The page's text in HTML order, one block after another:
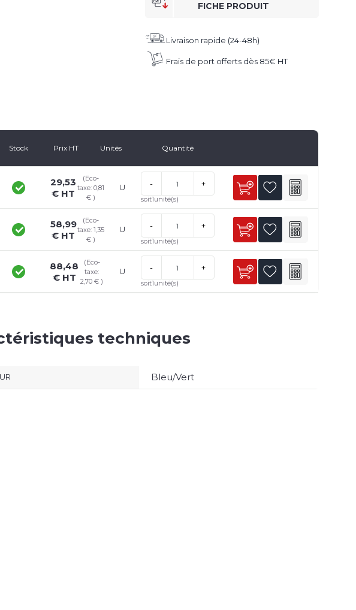
FICHE PRODUIT
Livraison rapide (24-48h)
Frais de port offerts dès 85€ HT
Stock Prix HT Unités Quantité
29,53
€ HT
(Eco-
taxe: 0,81
€ )
U - +
soit1unité(s)
58,99
€ HT
(Eco-
taxe: 1,35
€ )
U - +
soit1unité(s)
88,48
€ HT
(Eco-
taxe:
2,70 € )
U - +
soit1unité(s)
techniques
Bleu/Vert